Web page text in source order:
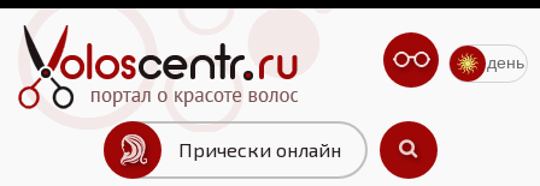
Прически онлайн
день